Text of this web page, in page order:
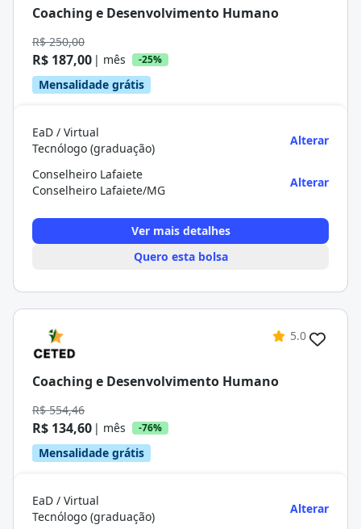
Coaching e Desenvolvimento Humano
R$ 250,00
R$ 187,00 | mês -25%
Mensalidade grátis
EaD / Virtual
Tecnólogo (graduação)
Alterar
Conselheiro Lafaiete
Conselheiro Lafaiete/MG
Alterar
Ver mais detalhes
Quero esta bolsa
5.0
Coaching e Desenvolvimento Humano
R$ 554,46
R$ 134,60 | mês -76%
Mensalidade grátis
EaD / Virtual
Tecnólogo (graduação)
Alterar